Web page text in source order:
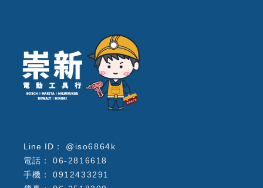
@iso6864k
06-2816618
0912433291